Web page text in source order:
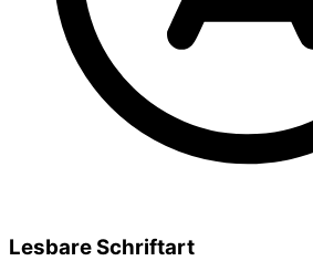
Lesbare Schriftart